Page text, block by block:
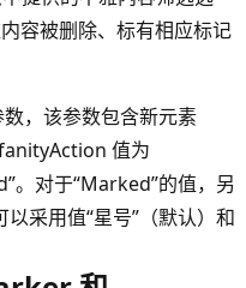
容被删除、标有相应标记
，该参数包含新元素
值为
。对于“Marked”的值，另
采用值“星号”（默认）和